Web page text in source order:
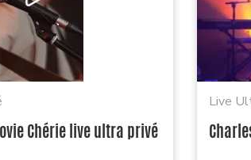
Chérie live ultra privé
Live